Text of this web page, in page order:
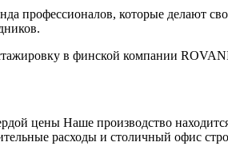
профессионалов, которые делают
в финской компании
цены Наше производство
расходы и столичный офис